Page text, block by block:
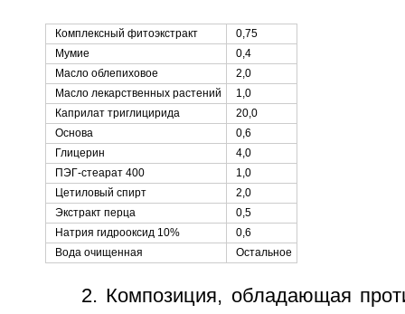
Комплексный фитоэкстракт
0,75
Мумие
0,4
Масло облепиховое
2,0
Масло лекарственных растений
1,0
Каприлат триглицирида
20,0
Основа
0,6
Глицерин
4,0
ПЭГ-стеарат 400
1,0
Цетиловый спирт
2,0
Экстракт перца
0,5
Натрия гидрооксид 10%
0,6
Вода очищенная
Остальное
2. Композиция, обладающая